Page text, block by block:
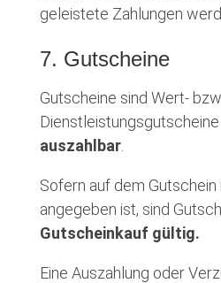
geleistete Zahlungen
7. Gutscheine
Gutscheine sind Wert- bzw.
Dienstleistungsgutscheine
auszahlbar.
Sofern auf dem
angegeben ist, sind
Gutscheinkauf gültig.
Eine Auszahlung oder